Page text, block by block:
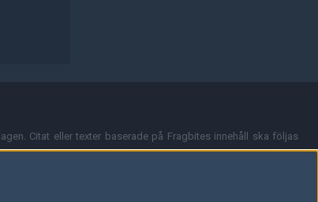
Citat eller texter baserade på Fragbites innehåll ska följas
inte nödvändigtvis med Fragbites åsikter.
skicka iväg ett email till